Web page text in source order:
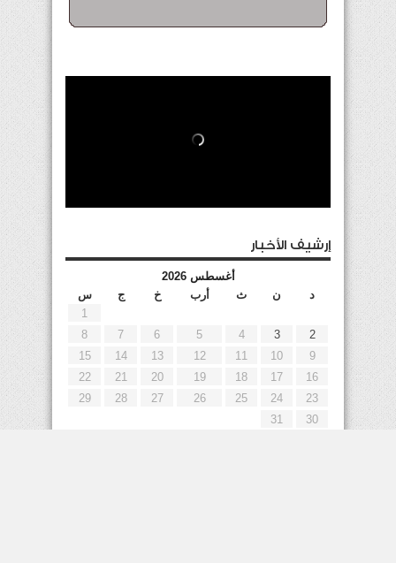
إرشيف الأخبار
أغسطس 2026
د
ن ث أرب خ ج
س
1
2
3
4
5
6
7
8
9
10
11
12
13
14
15
16
17
18
19
20
21
22
23
24
25
26
27
28
29
30
31